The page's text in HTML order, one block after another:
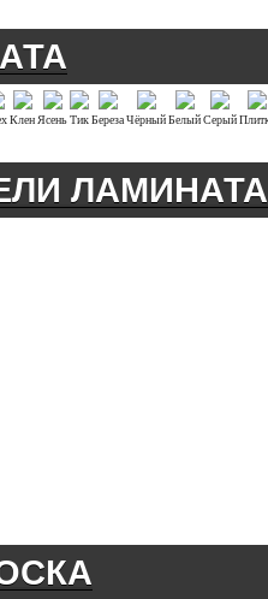
Клен ЯсеньТикБерезаЧёрныйБелыйСерый
ЛАМИНАТА